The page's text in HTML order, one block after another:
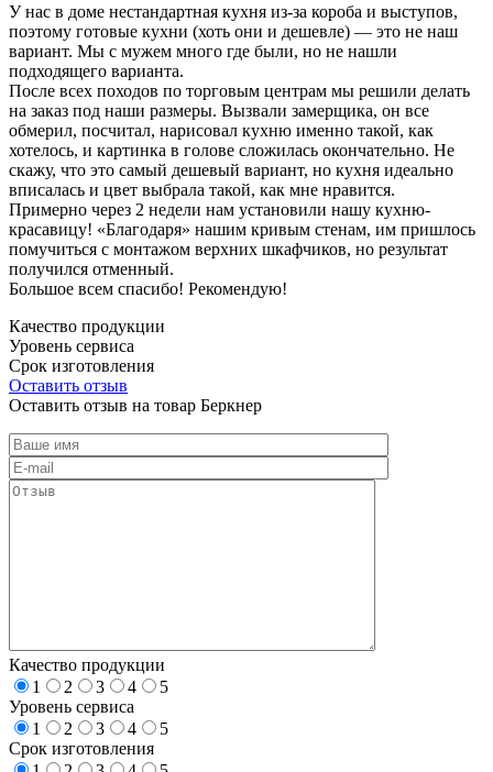
У нас в доме нестандартная кухня из-за короба и выступов,
поэтому готовые кухни (хоть они и дешевле) — это не наш
вариант. Мы с мужем много где были, но не нашли
подходящего варианта.
После всех походов по торговым центрам мы решили делать
на заказ под наши размеры. Вызвали замерщика, он все
обмерил, посчитал, нарисовал кухню именно такой, как
хотелось, и картинка в голове сложилась окончательно. Не
скажу, что это самый дешевый вариант, но кухня идеально
вписалась и цвет выбрала такой, как мне нравится.
Примерно через 2 недели нам установили нашу кухню-
красавицу! «Благодаря» нашим кривым стенам, им пришлось
помучиться с монтажом верхних шкафчиков, но результат
получился отменный.
Большое всем спасибо! Рекомендую!
Качество продукции
Уровень сервиса
Срок изготовления
Оставить отзыв
Оставить отзыв на товар Беркнер
Качество продукции
1
2 3 4
5
Уровень сервиса
1
2 3 4
5
Срок изготовления